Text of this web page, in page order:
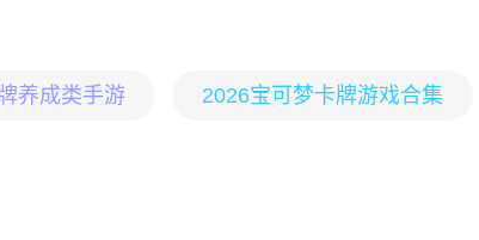
养成类手游 2026宝可梦卡牌游戏合集